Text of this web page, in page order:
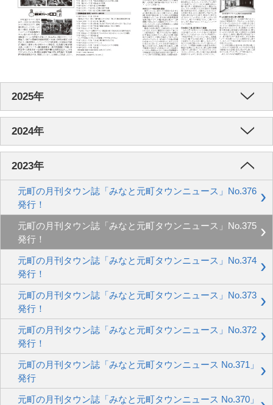
2025年
2024年
2023年
元町の月刊タウン誌「みなと元町タウンニュース」No.376
発行！
元町の月刊タウン誌「みなと元町タウンニュース」No.375
発行！
元町の月刊タウン誌「みなと元町タウンニュース」No.374
発行！
元町の月刊タウン誌「みなと元町タウンニュース」No.373
発行！
元町の月刊タウン誌「みなと元町タウンニュース」No.372
発行！
元町の月刊タウン誌「みなと元町タウンニュース No.371」
発行
元町の月刊タウン誌「みなと元町タウンニュース No.370」